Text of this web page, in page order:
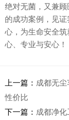
绝对无菌，又兼
的成功案例，见
心，为生命安全
心、专业与安心！
上一篇： 成都无
性价比
下一篇： 成都净